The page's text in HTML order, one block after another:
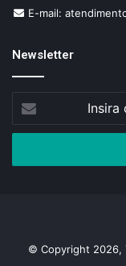
E-mail:
Newsletter
seu
de
© Copyright 2026,